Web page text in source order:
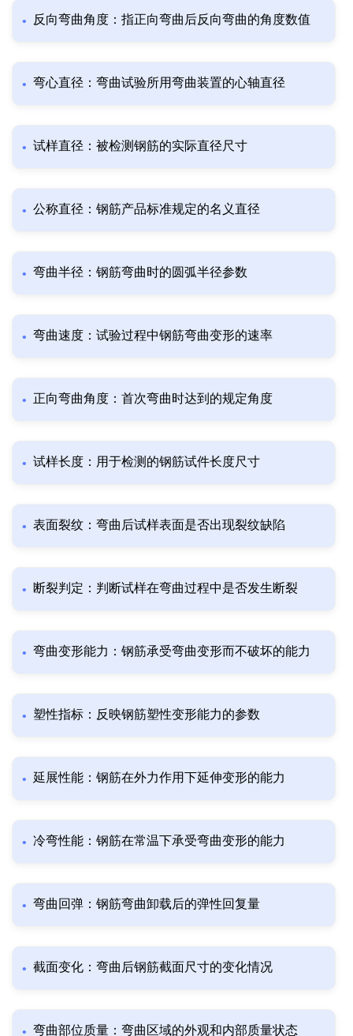
反向弯曲角度：指正向弯曲后反向弯曲的角度数值
弯心直径：弯曲试验所用弯曲装置的心轴直径
试样直径：被检测钢筋的实际直径尺寸
公称直径：钢筋产品标准规定的名义直径
弯曲半径：钢筋弯曲时的圆弧半径参数
弯曲速度：试验过程中钢筋弯曲变形的速率
正向弯曲角度：首次弯曲时达到的规定角度
试样长度：用于检测的钢筋试件长度尺寸
表面裂纹：弯曲后试样表面是否出现裂纹缺陷
断裂判定：判断试样在弯曲过程中是否发生断裂
弯曲变形能力：钢筋承受弯曲变形而不破坏的能力
塑性指标：反映钢筋塑性变形能力的参数
延展性能：钢筋在外力作用下延伸变形的能力
冷弯性能：钢筋在常温下承受弯曲变形的能力
弯曲回弹：钢筋弯曲卸载后的弹性回复量
截面变化：弯曲后钢筋截面尺寸的变化情况
弯曲部位质量：弯曲区域的外观和内部质量状态